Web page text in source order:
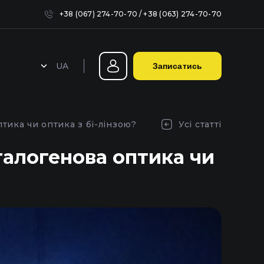
+38 (067) 274-70-70 / +38 (063) 274-70-70
UA Записатись
чи оптика з бі-лінзою? Усі статті
оптика чи